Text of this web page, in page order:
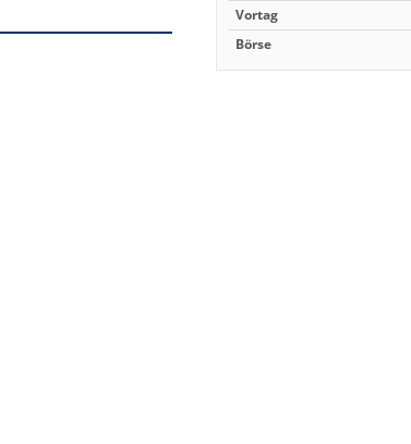
Vortag
Börse